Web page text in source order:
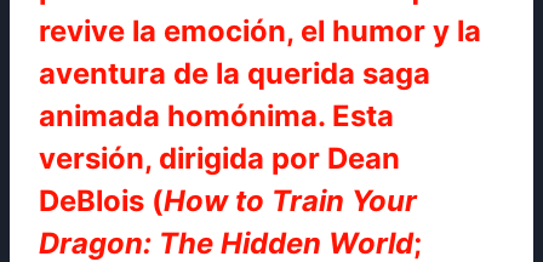
revive la emoción, el humor y la
aventura de la querida saga
animada homónima. Esta
versión, dirigida por Dean
DeBlois (How to Train Your
Dragon: The Hidden World;